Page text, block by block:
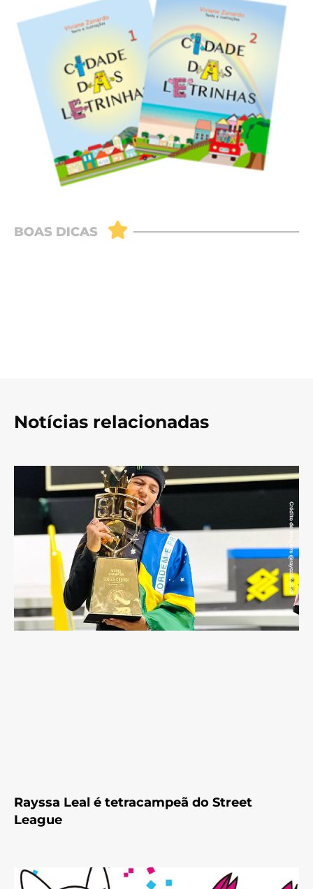
Notícias relacionadas
Rayssa Leal é tetracampeã do Street
League